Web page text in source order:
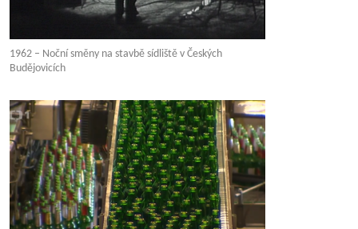
1962 – Noční směny na stavbě sídliště v Českých
Budějovicích